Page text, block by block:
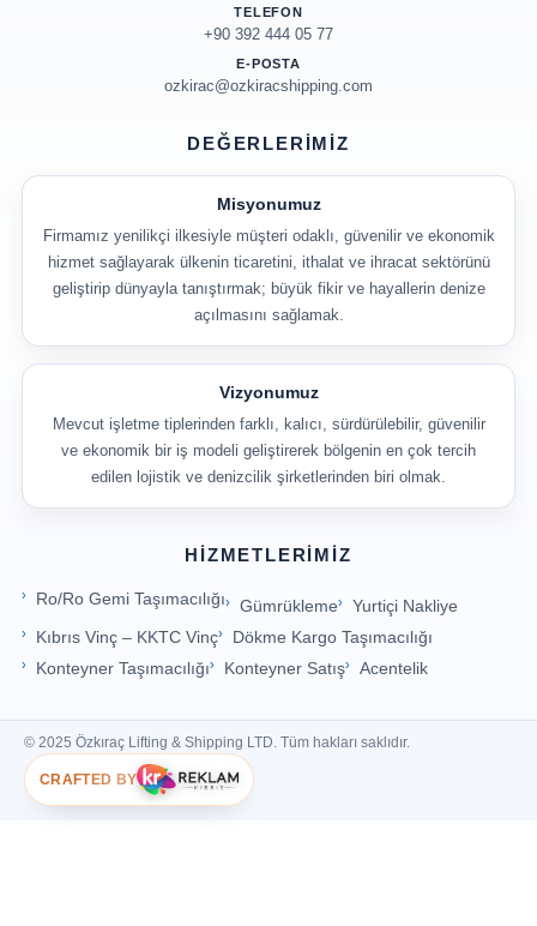
TELEFON
+90 392 444 05 77
E-POSTA
ozkirac@ozkiracshipping.com
DEĞERLERIMIZ
Misyonumuz
Firmamız yenilikçi ilkesiyle müşteri odaklı, güvenilir ve ekonomik
hizmet sağlayarak ülkenin ticaretini, ithalat ve ihracat sektörünü
geliştirip dünyayla tanıştırmak; büyük fikir ve hayallerin denize
açılmasını sağlamak.
Vizyonumuz
Mevcut işletme tiplerinden farklı, kalıcı, sürdürülebilir, güvenilir
ve ekonomik bir iş modeli geliştirerek bölgenin en çok tercih
edilen lojistik ve denizcilik şirketlerinden biri olmak.
HIZMETLERIMIZ
Ro/Ro Gemi Taşımacılığı Gümrükleme
Yurtiçi Nakliye
Kıbrıs Vinç – KKTC Vinç
Dökme Kargo Taşımacılığı
Konteyner Taşımacılığı
Konteyner Satış Acentelik
© 2025 Özkıraç Lifting & Shipping LTD. Tüm hakları saklıdır.
CRAFTED BY